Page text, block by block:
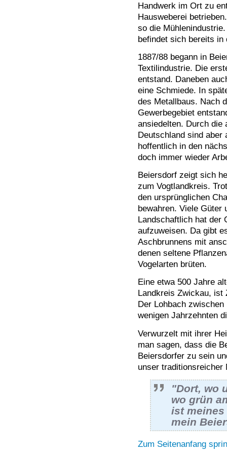
Handwerk im Ort zu
Hausweberei
so die
befindet sich bereits in
1887/88 begann in
Textilindustrie. Die
entstand. Daneben
eine Schmiede. In
des Metallbaus. Nach
Gewerbegebiet
ansiedelten. Durch die
Deutschland sind aber
hoffentlich in den
doch immer wieder
Beiersdorf zeigt sich
zum Vogtlandkreis.
den ursprünglichen
bewahren. Viele Güter
Landschaftlich hat der
aufzuweisen. Da gibt
Aschbrunnens mit
denen seltene
Vogelarten brüten.
Eine etwa 500 Jahre
Landkreis Zwickau, ist
Der Lohbach
wenigen Jahrzehnten
Verwurzelt mit ihrer
man sagen, dass die
Beiersdorfer zu sein
unser traditionsreicher
"Dort, wo
wo grün
ist meines
mein
Zum Seitenanfang